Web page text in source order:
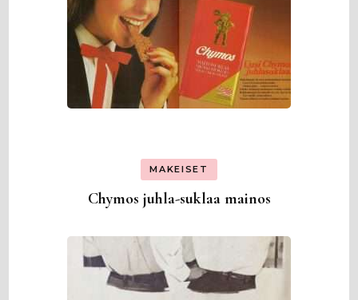
MAKEISET
Chymos juhla-suklaa mainos